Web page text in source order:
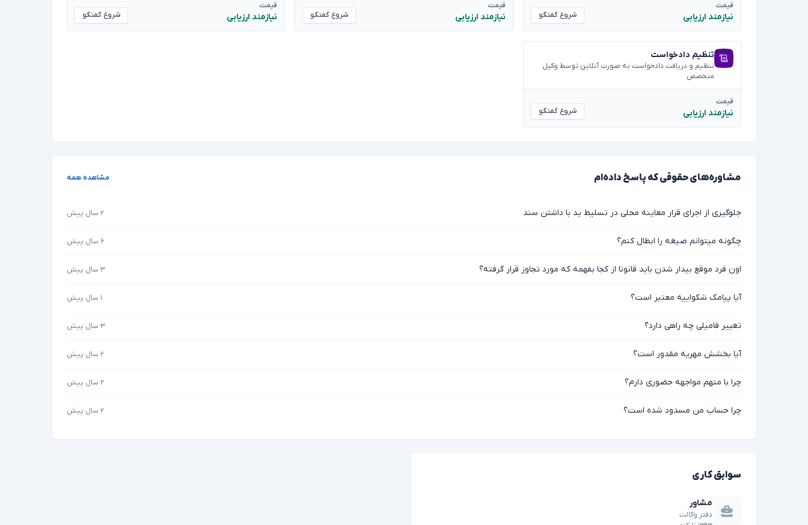
قیمت
نیازمند ارزیابی شروع گفتگو
قیمت
نیازمند ارزیابی شروع گفتگو
قیمت
نیازمند ارزیابی شروع گفتگو
تنظیم دادخواست
تنظیم و دریافت دادخواست به صورت آنلاین توسط وکیل
متخصص
قیمت
نیازمند ارزیابی شروع گفتگو
مشاوره‌های حقوقی که پاسخ داده‌ام مشاهده همه
جلوگیری از اجرای قرار معاینه محلی در تسلیط ید با داشتن سند ۲ سال پیش
چگونه میتوانم صیغه را ابطال کنم؟ ۶ سال پیش
اون فرد موقع بیدار شدن باید قانونا از کجا بفهمه که مورد تجاوز قرار گرفته؟ ۳ سال پیش
آیا پیامک شکواییه معتبر است؟ ۱ سال پیش
تغییر فامیلی چه راهی دارد؟ ۳ سال پیش
آیا بخشش مهریه مقدور است؟ ۲ سال پیش
چرا با متهم مواجهه حضوری دارم؟ ۲ سال پیش
چرا حساب من مسدود شده است؟ ۲ سال پیش
سوابق کاری
مشاور
دفتر وکالت